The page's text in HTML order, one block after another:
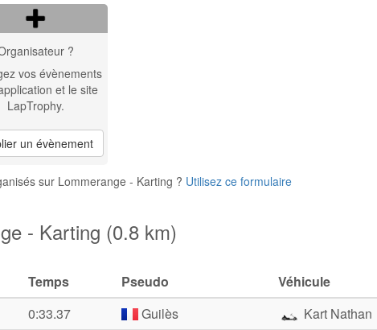
?
vos évènements
et le site
LapTrophy.
un évènement
sur Lommerange - Karting ? Utilisez ce formulaire
- Karting (0.8 km)
Temps Pseudo
Véhicule
0:33.37 Guilès
Kart Nathan